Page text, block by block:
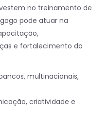
no treinamento de
pode atuar na
e fortalecimento da
multinacionais,
criatividade e